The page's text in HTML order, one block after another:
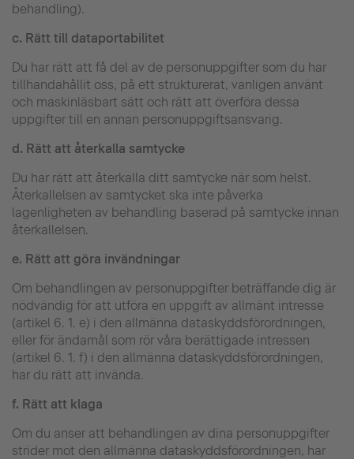
behandling).
c. Rätt till dataportabilitet
Du har rätt att få del av de personuppgifter som du har
tillhandahållit oss, på ett strukturerat, vanligen använt
och maskinläsbart sätt och rätt att överföra dessa
uppgifter till en annan personuppgiftsansvarig.
d. Rätt att återkalla samtycke
Du har rätt att återkalla ditt samtycke när som helst.
Återkallelsen av samtycket ska inte påverka
lagenligheten av behandling baserad på samtycke innan
återkallelsen.
e. Rätt att göra invändningar
Om behandlingen av personuppgifter beträffande dig är
nödvändig för att utföra en uppgift av allmänt intresse
(artikel 6. 1. e) i den allmänna dataskyddsförordningen,
eller för ändamål som rör våra berättigade intressen
(artikel 6. 1. f) i den allmänna dataskyddsförordningen,
har du rätt att invända.
f. Rätt att klaga
Om du anser att behandlingen av dina personuppgifter
strider mot den allmänna dataskyddsförordningen, har